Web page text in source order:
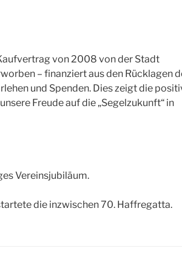
von 2008 von der Stadt
– finanziert aus den Rücklagen
und Spenden. Dies zeigt die
Freude auf die „Segelzukunft“ in
Vereinsjubiläum.
die inzwischen 70. Haffregatta.